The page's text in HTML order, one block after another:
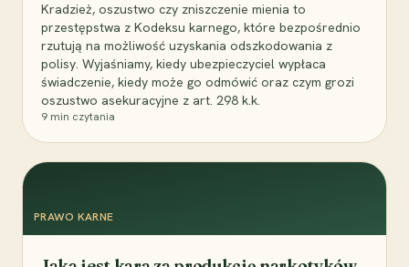
Kradzież, oszustwo czy zniszczenie mienia to
przestępstwa z Kodeksu karnego, które bezpośrednio
rzutują na możliwość uzyskania odszkodowania z
polisy. Wyjaśniamy, kiedy ubezpieczyciel wypłaca
świadczenie, kiedy może go odmówić oraz czym grozi
oszustwo asekuracyjne z art. 298 k.k.
9 min czytania
PRAWO KARNE